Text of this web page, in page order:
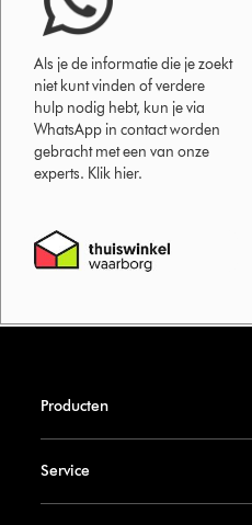
Als je de informatie die je zoekt
niet kunt vinden of verdere
hulp nodig hebt, kun je via
WhatsApp in contact worden
gebracht met een van onze
experts. Klik hier.
Producten
Service